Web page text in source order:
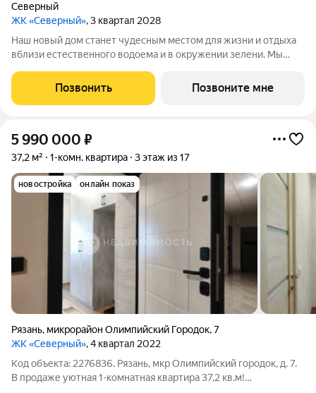
Северный
ЖК «Северный», 3 квартал 2028
Наш новый дом станет чудесным местом для жизни и отдыха
вблизи естественного водоема и в окружении зелени. Мы
небольших студий, в которых можно начать свою
студенческую самостоятельную жизнь до
Позвонить Позвоните мне
5 990 000 ₽
37,2 м² 1-комн. квартира 3 этаж из 17
новостройка онлайн показ
Рязань, микрорайон Олимпийский Городок,7
ЖК «Северный», 4 квартал 2022
Код объекта: 2276836. Рязань, мкр Олимпийский городок, д. 7.
В продаже уютная 1-комнатная квартира 37,2 кв.м!